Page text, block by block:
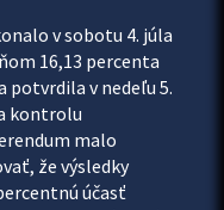
v sobotu 4. júla
16,13 percenta
potvrdila v nedeľu 5.
kontrolu
malo
že výsledky
účasť